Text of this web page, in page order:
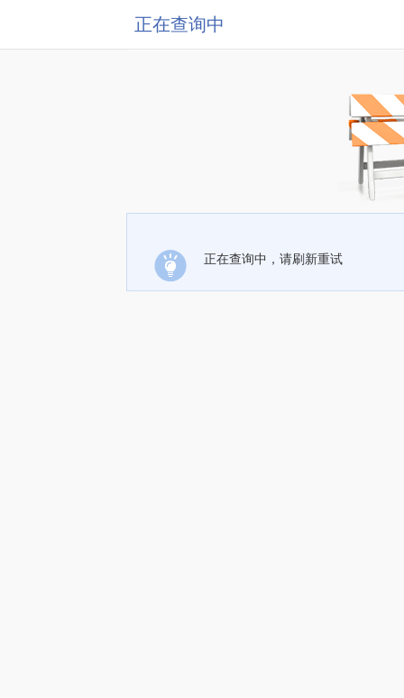
正在查询中
正在查询中，请刷新重试